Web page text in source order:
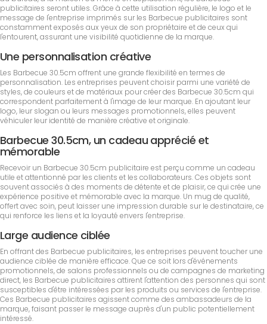
publicitaires seront utiles. Grâce à cette utilisation régulière, le logo et le
message de l'entreprise imprimés sur les Barbecue publicitaires sont
constamment exposés aux yeux de son propriétaire et de ceux qui
l'entourent, assurant une visibilité quotidienne de la marque.
Une personnalisation créative
Les Barbecue 30.5cm offrent une grande flexibilité en termes de
personnalisation. Les entreprises peuvent choisir parmi une variété de
styles, de couleurs et de matériaux pour créer des Barbecue 30.5cm qui
correspondent parfaitement à l'image de leur marque. En ajoutant leur
logo, leur slogan ou leurs messages promotionnels, elles peuvent
véhiculer leur identité de manière créative et originale.
Barbecue 30.5cm, un cadeau apprécié et
mémorable
Recevoir un Barbecue 30.5cm publicitaire est perçu comme un cadeau
utile et attentionné par les clients et les collaborateurs. Ces objets sont
souvent associés à des moments de détente et de plaisir, ce qui crée une
expérience positive et mémorable avec la marque. Un mug de qualité,
offert avec soin, peut laisser une impression durable sur le destinataire, ce
qui renforce les liens et la loyauté envers l'entreprise.
Large audience ciblée
En offrant des Barbecue publicitaires, les entreprises peuvent toucher une
audience ciblée de manière efficace. Que ce soit lors d'événements
promotionnels, de salons professionnels ou de campagnes de marketing
direct, les Barbecue publicitaires attirent l'attention des personnes qui sont
susceptibles d'être intéressées par les produits ou services de l'entreprise.
Ces Barbecue publicitaires agissent comme des ambassadeurs de la
marque, faisant passer le message auprès d'un public potentiellement
intéressé.